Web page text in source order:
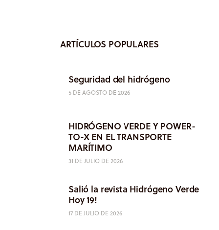
ARTÍCULOS POPULARES
Seguridad del hidrógeno
5 DE AGOSTO DE 2026
HIDRÓGENO VERDE Y POWER-
TO-X EN EL TRANSPORTE
MARÍTIMO
31 DE JULIO DE 2026
Salió la revista Hidrógeno Verde
Hoy 19!
17 DE JULIO DE 2026